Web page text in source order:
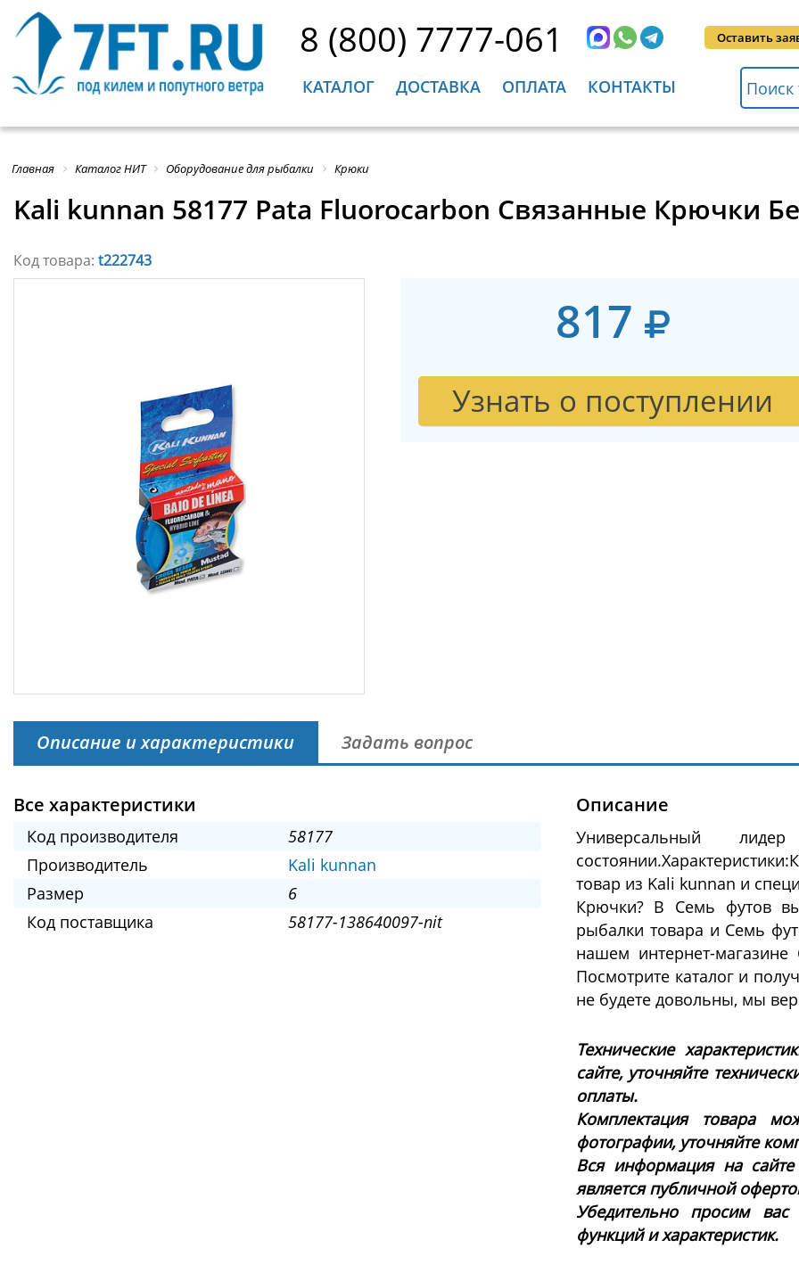
8 (800) 7777-061 Оставить
КАТАЛОГ ДОСТАВКА ОПЛАТА КОНТАКТЫ
Главная Каталог НИТ Оборудование для рыбалки Крюки
Kali kunnan 58177 Pata Fluorocarbon Связанные Крючки
Код товара: t222743
817
Узнать о поступлении
Описание и характеристики Задать вопрос
Все характеристики
Код производителя
58177
Производитель
Kali kunnan
Размер
6
Код поставщика
58177-138640097-nit
Описание
Универсальный
товар из Kali kunnan и
Крючки? В Семь футов
рыбалки товара и Семь
нашем интернет-
Посмотрите каталог и
не будете довольны, мы
Технические
сайте, уточняйте
оплаты.
Комплектация товара
фотографии, уточняйте
Вся информация на
является публичной
Убедительно просим
функций и характеристик.